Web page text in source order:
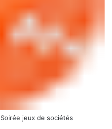
Soirée jeux de sociétés